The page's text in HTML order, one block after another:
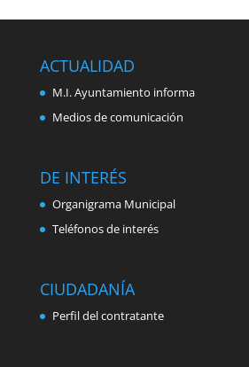
ACTUALIDAD
M.I. Ayuntamiento informa
Medios de comunicación
DE INTERÉS
Organigrama Municipal
Teléfonos de interés
CIUDADANÍA
Perfil del contratante